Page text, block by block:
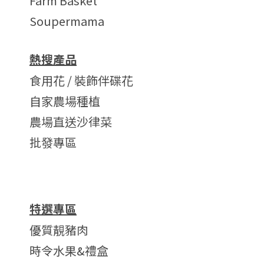
Soupermama
熱搜產品
食用花 / 裝飾伴碟花
自家農場種植
農場直送沙律菜
批發專區
特選專區
優質靚豬肉
時令水果&禮盒